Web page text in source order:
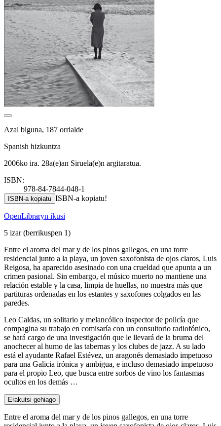
Azal biguna, 187 orrialde
Spanish hizkuntza
2006ko ira. 28a(e)an Siruela(e)n argitaratua.
ISBN:
978-84-7844-048-1
ISBN-a kopiatu ISBN-a kopiatu!
OpenLibraryn ikusi
5 izar(berrikuspen 1)
Entre el aroma del mar y de los pinos gallegos, en una torre
residencial junto a la playa, un joven saxofonista de ojos claros, Luis
Reigosa, ha aparecido asesinado con una crueldad que apunta a un
crimen pasional. Sin embargo, el músico muerto no mantiene una
relación estable y la casa, limpia de huellas, no muestra más que
partituras ordenadas en los estantes y saxofones colgados en las
paredes.
Leo Caldas, un solitario y melancólico inspector de policía que
compagina su trabajo en comisaría con un consultorio radiofónico,
se hará cargo de una investigación que le llevará de la bruma del
anochecer al humo de las tabernas y los clubes de jazz. A su lado
está el ayudante Rafael Estévez, un aragonés demasiado impetuoso
para una Galicia irónica y ambigua, e incluso demasiado impetuoso
para el propio Leo, que busca entre sorbos de vino los fantasmas
ocultos en los demás …
Erakutsi gehiago
Entre el aroma del mar y de los pinos gallegos, en una torre